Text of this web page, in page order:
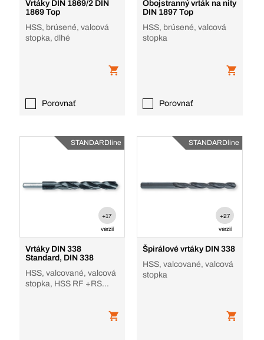
Vrtáky DIN 1869/2 DIN
1869 Top
HSS, brúsené, valcová
stopka, dlhé
Porovnať
Obojstranný vrták na nity
DIN 1897 Top
HSS, brúsené, valcová
stopka
Porovnať
STANDARDline
+17
verzií
Vrtáky DIN 338
Standard, DIN 338
HSS, valcované, valcová
stopka, HSS RF +RS
STANDARDline
+27
verzií
Špirálové vrtáky DIN 338
HSS, valcované, valcová
stopka